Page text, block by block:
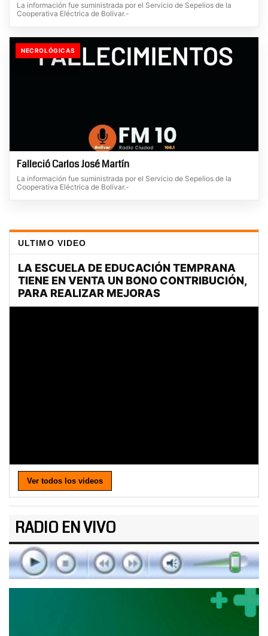
La información fue suministrada por el Servicio de Sepelios de la
Cooperativa Eléctrica de Bolívar.-
NECROLÓGICAS
Falleció Carlos José Martín
La información fue suministrada por el Servicio de Sepelios de la
Cooperativa Eléctrica de Bolívar.-
ULTIMO VIDEO
Ver todos los videos
RADIO EN VIVO